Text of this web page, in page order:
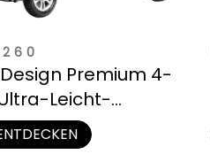
Premium 4-
Leicht-
für